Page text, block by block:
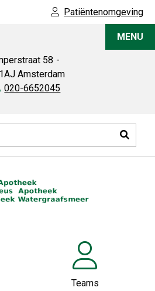
Patiëntenomgeving
58
Amsterdam
Tel:
020-6652045
MENU
Teams